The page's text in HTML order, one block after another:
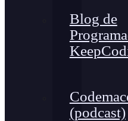
Blog de
(podcast)